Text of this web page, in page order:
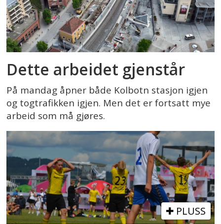
Dette arbeidet gjenstår
På mandag åpner både Kolbotn stasjon igjen
og togtrafikken igjen. Men det er fortsatt mye
arbeid som må gjøres.
PLUSS